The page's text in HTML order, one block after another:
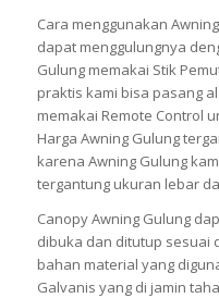
Cara menggunakan
dapat menggulungnya
Gulung memakai Stik
praktis kami bisa pasang
memakai Remote Control
Harga Awning Gulung
karena Awning Gulung
tergantung ukuran lebar
Canopy Awning Gulung
dibuka dan ditutup sesuai
bahan material yang
Galvanis yang di jamin